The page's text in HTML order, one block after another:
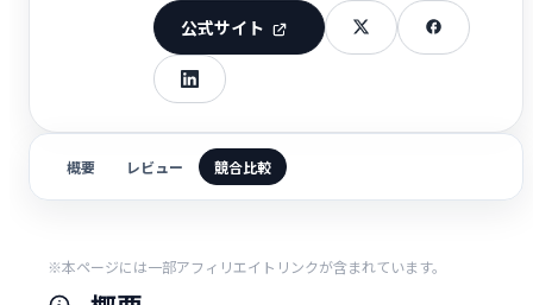
公式サイト
概要 レビュー 競合比較
※本ページには一部アフィリエイトリンクが含まれています。